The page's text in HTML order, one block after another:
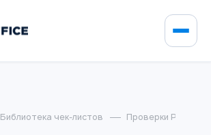
Библиотека чек-листов Проверки